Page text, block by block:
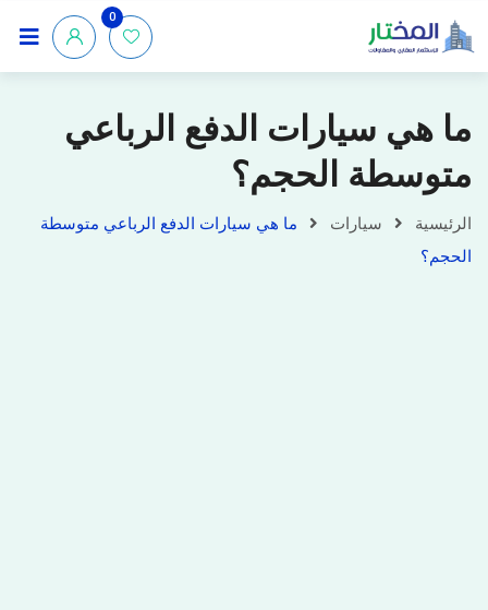
0
ما هي سيارات الدفع الرباعي
متوسطة الحجم؟
الرئيسية سيارات
ما هي سيارات الدفع الرباعي متوسطة
الحجم؟